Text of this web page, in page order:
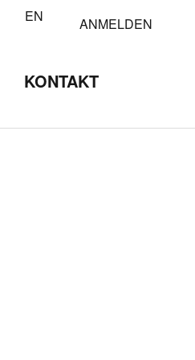
EN ANMELDEN
KONTAKT